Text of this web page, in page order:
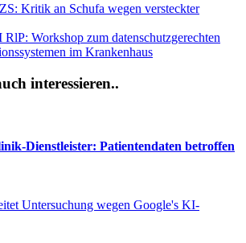
Kritik an Schufa wegen versteckter
Workshop zum datenschutzgerechten
im Krankenhaus
interessieren..
Dienstleister: Patientendaten betroffen